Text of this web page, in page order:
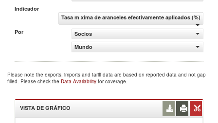
Indicador
Tasa m xima de aranceles efectivamente aplicados (%)
Por
Socios
Mundo
Please note the exports, imports and tariff data are based on reported data and not gap
filled. Please check the Data Availability for coverage.
VISTA DE GRÁFICO